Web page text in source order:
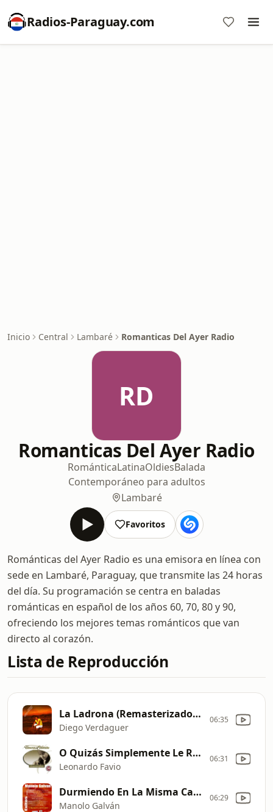
Radios-Paraguay.com
Inicio Central Lambaré Romanticas Del Ayer Radio
RD
Romanticas Del Ayer Radio
RománticaLatinaOldiesBalada
Contemporáneo para adultos
Lambaré
Favoritos
Románticas del Ayer Radio es una emisora en línea con
sede en Lambaré, Paraguay, que transmite las 24 horas
del día. Su programación se centra en baladas
románticas en español de los años 60, 70, 80 y 90,
ofreciendo los mejores temas románticos que van
directo al corazón.
Lista de Reproducción
La Ladrona (Remasterizado 2009)
Diego Verdaguer
06:35
O Quizás Simplemente Le Regale una Rosa
Leonardo Favio
06:31
Durmiendo En La Misma Cama
Manolo Galván
06:29